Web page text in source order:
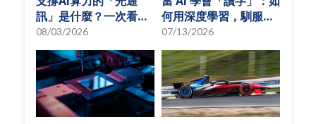
訊」是什麼？一次看懂
矽光子與光通訊模組發
展趨勢
08/03/2026
何用深度學習，馴服
SMT 產線的誤報風暴
07/13/2026